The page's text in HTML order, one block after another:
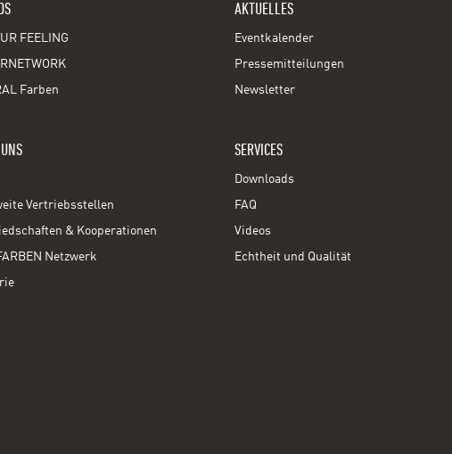
FEELING
Farben
Vertriebsstellen
& Kooperationen
Netzwerk
AKTUELLES
Eventkalender
Pressemitteilungen
Newsletter
SERVICES
Downloads
FAQ
Videos
Echtheit und Qualität